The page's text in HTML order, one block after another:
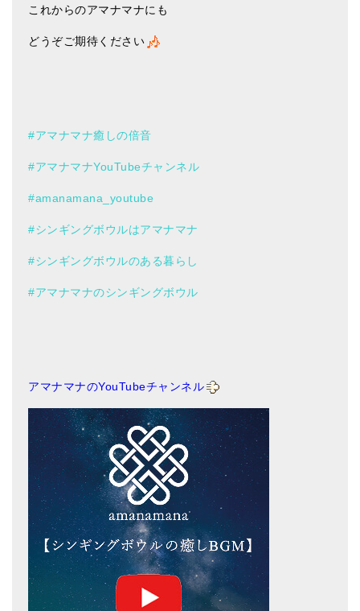
これからのアマナマナにも
どうぞご期待ください
#アマナマナ癒しの倍音
#アマナマナYouTubeチャンネル
#amanamana_youtube
#シンギングボウルはアマナマナ
#シンギングボウルのある暮らし
#アマナマナのシンギングボウル
アマナマナのYouTubeチャンネル